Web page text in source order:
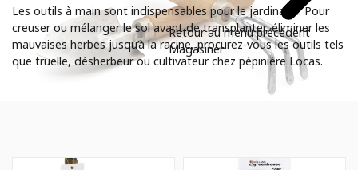
Retour au menu précédent
Magasiner
POTS DÉCORATIFS CONTENANTS
ORNITHOLOGIE
Verdissement de bureau
Confection de pots
Emplois
Les outils à main sont indispensables pour le jardinage. Pour
creuser ou mélanger le sol avant de transplanter, éliminer les
mauvaises herbes jusqu’à la racine, procurez-vous les outils tels
que truelle, désherbeur ou cultivateur chez pépinière Locas.